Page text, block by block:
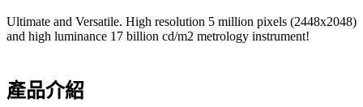
Ultimate and Versatile. High resolution 5 million pixels (2448x2048)
and high luminance 17 billion cd/m2 metrology instrument!
產品介紹